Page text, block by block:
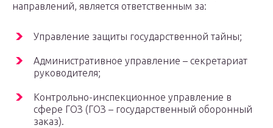
направлений, является ответственным за:
Управление защиты государственной тайны;
Административное управление – секретариат
руководителя;
Контрольно-инспекционное управление в
сфере ГОЗ (ГОЗ – государственный оборонный
заказ).